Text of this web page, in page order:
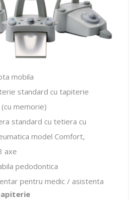
mobila
standard cu tapiterie
memorie)
standard cu tetiera cu
model Comfort,
axe
pedodontica
pentru medic / asistenta